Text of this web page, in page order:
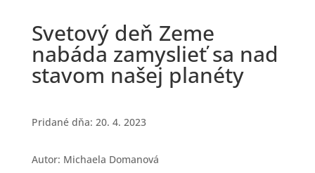
Svetový deň Zeme
nabáda zamyslieť sa nad
stavom našej planéty
Pridané dňa: 20. 4. 2023
Autor: Michaela Domanová